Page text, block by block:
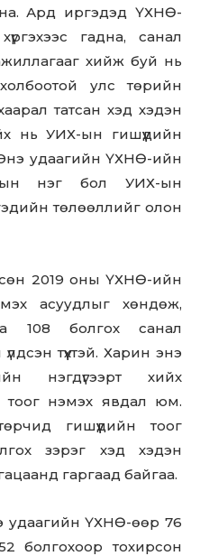
Ард иргэдэд ҮХНӨ-
гадна, санал
хийж буй нь
улс төрийн
татсан хэд хэдэн
нь УИХ-ын гишүүдийн
удаагийн ҮХНӨ-ийн
нэг бол УИХ-ын
төлөөллийг олон
2019 оны ҮХНӨ-ийн
асуудлыг хөндөж,
108 болгох санал
түүхтэй. Харин энэ
нэгдүгээрт хийх
тоог нэмэх явдал юм.
гишүүдийн тоог
зэрэг хэд хэдэн
гаргаад байгаа.
удаагийн ҮХНӨ-өөр 76
болгохоор тохирсон